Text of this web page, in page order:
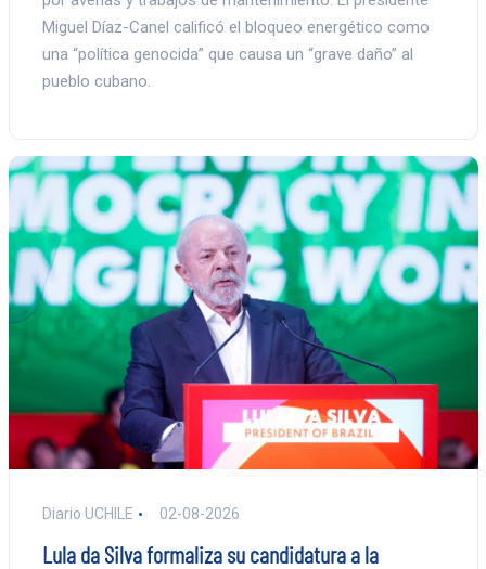
Miguel Díaz-Canel calificó el bloqueo energético como
una “política genocida” que causa un “grave daño” al
pueblo cubano.
Diario UCHILE 02-08-2026
Lula da Silva formaliza su candidatura a la